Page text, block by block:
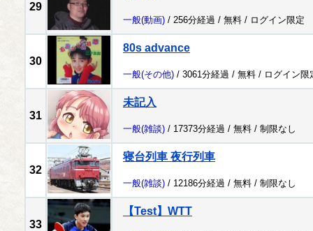
29
一般(動画) / 256分経過 / 無料 / ログイン限定
30
80s advance
一般(その他) / 3061分経過 / 無料 / ログイン限
31
未記入
一般(雑談) / 17373分経過 / 無料 / 制限なし
32
寝台列車 夜行列車
一般(雑談) / 12186分経過 / 無料 / 制限なし
33
【Test】WTT